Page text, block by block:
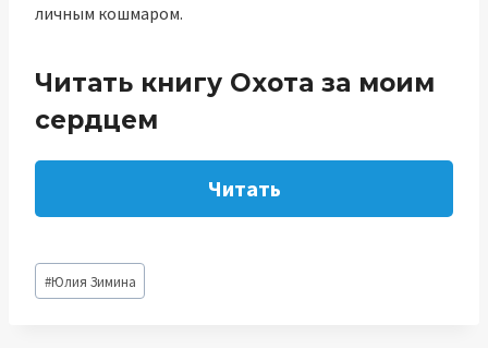
личным кошмаром.
Читать книгу Охота за моим
сердцем
Читать
Метки
записи:
#Юлия Зимина